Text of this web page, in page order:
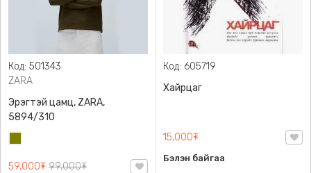
Код: 501343
ZARA
Эрэгтэй цамц, ZARA,
5894/310
59,000₮ 99,000₮
Код: 605719
Хайрцаг
15,000₮
Бэлэн байгаа